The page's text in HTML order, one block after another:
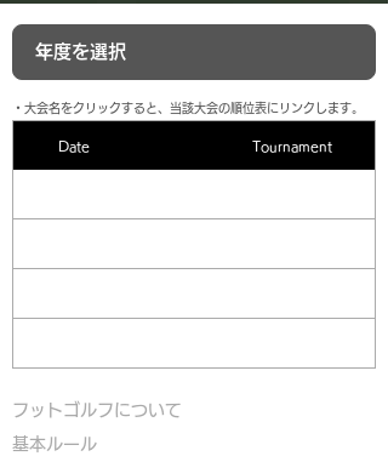
​・大会名をクリックすると、当該大会の順位表にリンクします。
Date Tournament
フットゴルフについて
基本ルール